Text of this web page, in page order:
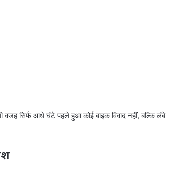
वजह सिर्फ आधे घंटे पहले हुआ कोई बाइक विवाद नहीं, बल्कि लंबे